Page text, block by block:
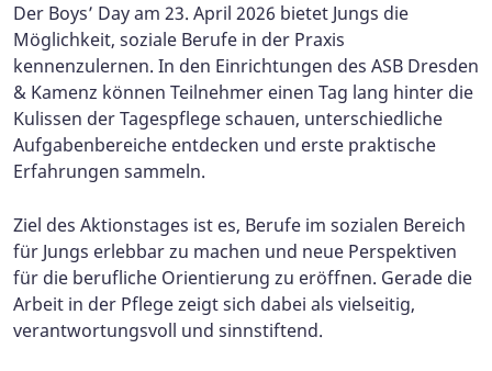
Der Boys’ Day am 23. April 2026 bietet Jungs die
Möglichkeit, soziale Berufe in der Praxis
kennenzulernen. In den Einrichtungen des ASB Dresden
& Kamenz können Teilnehmer einen Tag lang hinter die
Kulissen der Tagespflege schauen, unterschiedliche
Aufgabenbereiche entdecken und erste praktische
Erfahrungen sammeln.
Ziel des Aktionstages ist es, Berufe im sozialen Bereich
für Jungs erlebbar zu machen und neue Perspektiven
für die berufliche Orientierung zu eröffnen. Gerade die
Arbeit in der Pflege zeigt sich dabei als vielseitig,
verantwortungsvoll und sinnstiftend.